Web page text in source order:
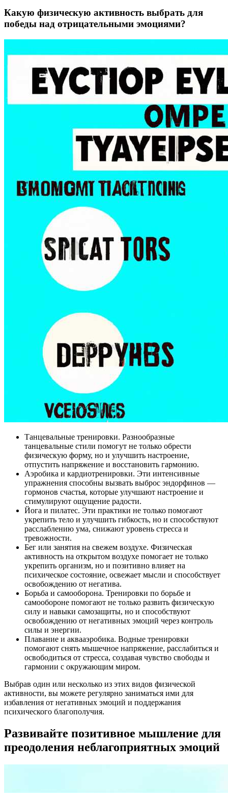
Какую физическую активность выбрать для
победы над отрицательными эмоциями?
Танцевальные тренировки. Разнообразные
танцевальные стили помогут не только обрести
физическую форму, но и улучшить настроение,
отпустить напряжение и восстановить гармонию.
Аэробика и кардиотренировки. Эти интенсивные
упражнения способны вызвать выброс эндорфинов —
гормонов счастья, которые улучшают настроение и
стимулируют ощущение радости.
Йога и пилатес. Эти практики не только помогают
укрепить тело и улучшить гибкость, но и способствуют
расслаблению ума, снижают уровень стресса и
тревожности.
Бег или занятия на свежем воздухе. Физическая
активность на открытом воздухе помогает не только
укрепить организм, но и позитивно влияет на
психическое состояние, освежает мысли и способствует
освобождению от негатива.
Борьба и самооборона. Тренировки по борьбе и
самообороне помогают не только развить физическую
силу и навыки самозащиты, но и способствуют
освобождению от негативных эмоций через контроль
силы и энергии.
Плавание и аквааэробика. Водные тренировки
помогают снять мышечное напряжение, расслабиться и
освободиться от стресса, создавая чувство свободы и
гармонии с окружающим миром.
Выбрав один или несколько из этих видов физической
активности, вы можете регулярно заниматься ими для
избавления от негативных эмоций и поддержания
психического благополучия.
Развивайте позитивное мышление для
преодоления неблагоприятных эмоций